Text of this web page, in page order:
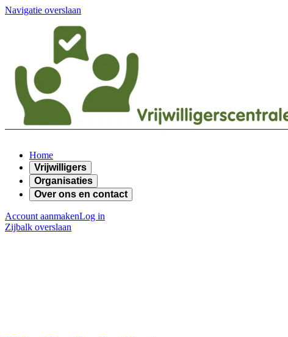
Navigatie overslaan
Home
Vrijwilligers
Organisaties
Over ons en contact
Account aanmakenLog in
Zijbalk overslaan